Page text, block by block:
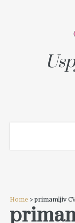
Home > primamljiv